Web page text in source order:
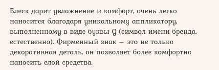
Блеск дарит увлажнение и комфорт, очень легко
наносится благодаря уникальному аппликатору,
выполненному в виде буквы G (символ имени бренда,
естественно). Фирменный знак – это не только
декоративная деталь, он позволяет более комфортно
наносить слой средства.